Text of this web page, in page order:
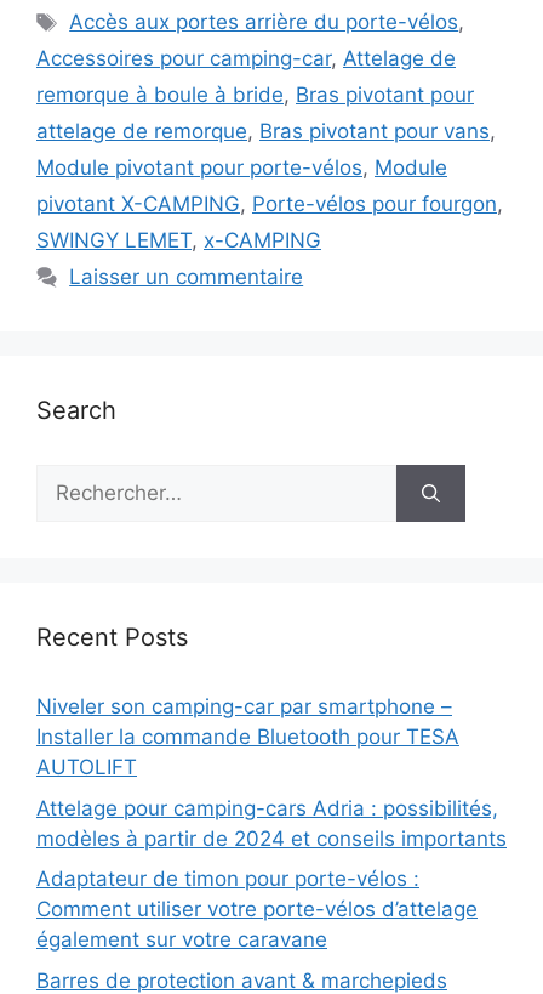
Étiquettes
Accès aux portes arrière du porte-vélos,
Accessoires pour camping-car, Attelage de
remorque à boule à bride, Bras pivotant pour
attelage de remorque, Bras pivotant pour vans,
Module pivotant pour porte-vélos, Module
pivotant X-CAMPING, Porte-vélos pour fourgon,
SWINGY LEMET, x-CAMPING
Laisser un commentaire
Search
Rechercher :
Recent Posts
Niveler son camping-car par smartphone –
Installer la commande Bluetooth pour TESA
AUTOLIFT
Attelage pour camping-cars Adria : possibilités,
modèles à partir de 2024 et conseils importants
Adaptateur de timon pour porte-vélos :
Comment utiliser votre porte-vélos d’attelage
également sur votre caravane
Barres de protection avant & marchepieds